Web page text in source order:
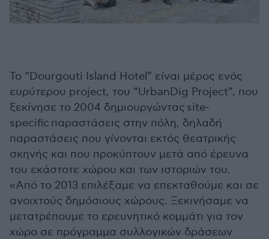
Το “Dourgouti Island Hotel” είναι μέρος ενός
ευρύτερου project, του “UrbanDig Project”, που
ξεκίνησε το 2004 δημιουργώντας site-
specific παραστάσεις στην πόλη, δηλαδή
παραστάσεις που γίνονται εκτός θεατρικής
σκηνής και που προκύπτουν μετά από έρευνα
του εκάστοτε χώρου και των ιστοριών του.
«Από το 2013 επιλέξαμε να επεκταθούμε και σε
ανοιχτούς δημόσιους χώρους. Ξεκινήσαμε να
μετατρέπουμε το ερευνητικό κομμάτι για τον
χώρο σε πρόγραμμα συλλογικών δράσεων